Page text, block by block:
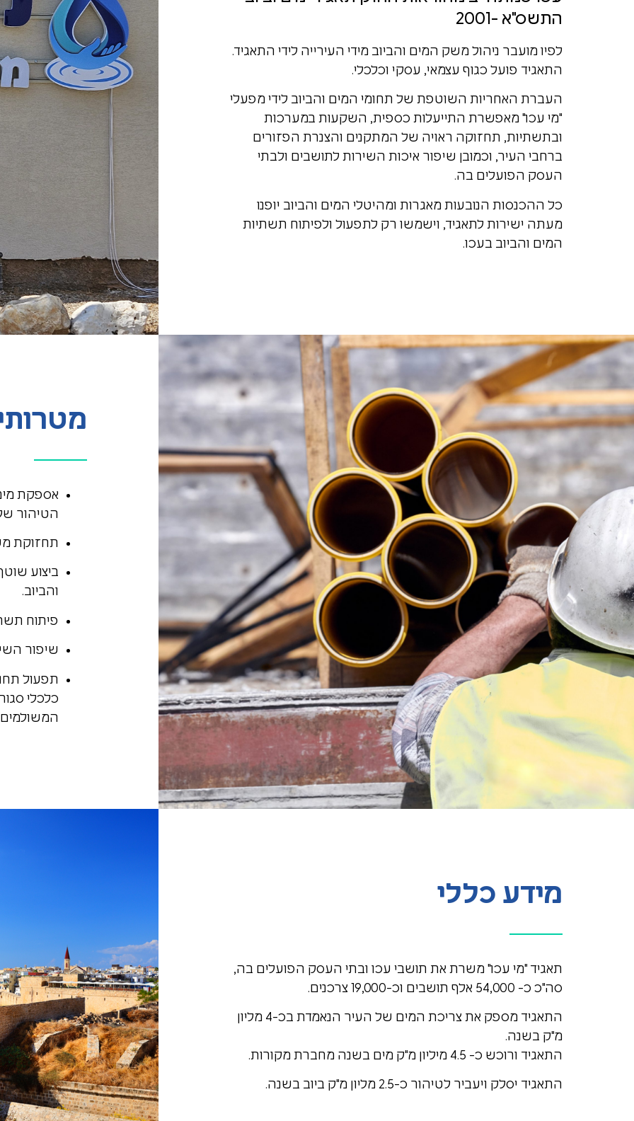
יום העצמאות
הודעה על עבודות ביוב והגבלת כניסת רכבים בתאריך 13/4/2026 עד 14/04/2026
קבלת קהל ביום שני 03/08/26
התשס"א -2001
לפיו מועבר ניהול משק המים והביוב מידי העירייה לידי התאגיד.
התאגיד פועל כגוף עצמאי, עסקי וכלכלי.
העברת האחריות השוטפת של תחומי המים והביוב לידי מפעלי
"מי עכו" מאפשרת התייעלות כספית, השקעות במערכות
ובתשתיות, תחזוקה ראויה של המתקנים והצנרת הפזורים
ברחבי העיר, וכמובן שיפור איכות השירות לתושבים ולבתי
העסק הפועלים בה.
כל ההכנסות הנובעות מאגרות ומהיטלי המים והביוב יופנו
מעתה ישירות לתאגיד, וישמשו רק לתפעול ולפיתוח תשתיות
המים והביוב בעכו.
אספקת
הטיהור
תחזוקת
ביצוע
והביוב.
פיתוח
שיפור
תפעול
כלכלי
המשולמים
מידע כללי
תאגיד "מי עכו" משרת את תושבי עכו ובתי העסק הפועלים בה,
סה"כ כ- 54,000 אלף תושבים וכ-19,000 צרכנים.
התאגיד מספק את צריכת המים של העיר הנאמדת בכ-4 מליון
מ"ק בשנה.
התאגיד ורוכש כ- 4.5 מיליון מ"ק מים בשנה מחברת מקורות.
התאגיד יסלק ויעביר לטיהור כ-2.5 מליון מ"ק ביוב בשנה.